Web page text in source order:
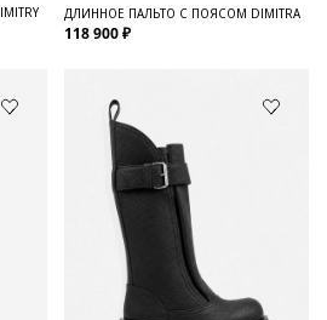
ДЛИННОЕ ПАЛЬТО С ПОЯСОМ DIMITRA
118 900 ₽